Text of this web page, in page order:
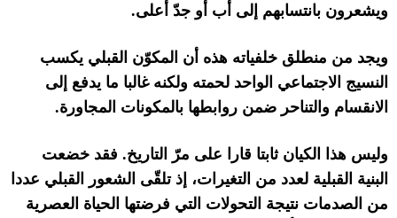
ويشعرون بانتسابهم إلى أب أو جدّ أعلى.
ويجد من منطلق خلفياته هذه أن المكوّن القبلي يكسب
النسيج الاجتماعي الواحد لحمته ولكنه غالبا ما يدفع إلى
الانقسام والتناحر ضمن روابطها بالمكونات المجاورة.
وليس هذا الكيان ثابتا قارا على مرّ التاريخ. فقد خضعت
البنية القبلية لعدد من التغيرات، إذ تلقّى الشعور القبلي عددا
من الصدمات نتيجة التحولات التي فرضتها الحياة العصرية